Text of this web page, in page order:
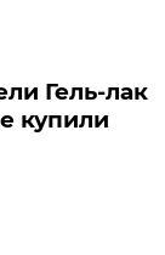
Гель-лак
купили